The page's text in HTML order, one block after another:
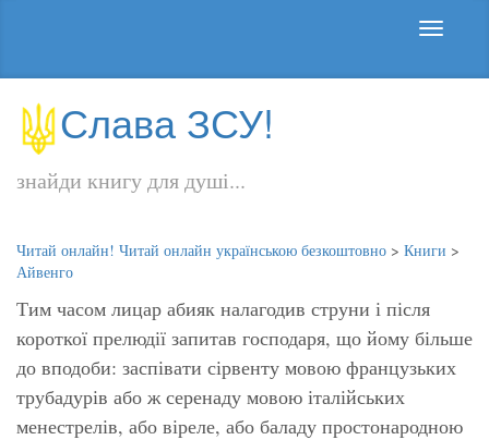
Слава ЗСУ!
знайди книгу для душі...
Читай онлайн! Читай онлайн українською безкоштовно > Книги >
Айвенго
Тим часом лицар абияк налагодив струни і після
короткої прелюдії запитав господаря, що йому більше
до вподоби: заспівати сірвенту мовою французьких
трубадурів або ж серенаду мовою італійських
менестрелів, або віреле, або баладу простонародною